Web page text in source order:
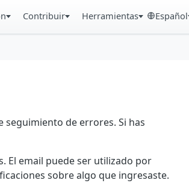
Contribuir Herramientas Español
de errores. Si has
El email puede ser utilizado por
sobre algo que ingresaste.